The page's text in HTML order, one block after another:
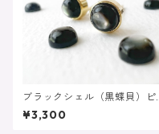
ブラックシェル（黒蝶貝）ピ
アス/イヤリング サージカルス
テンレス刻印 ピアスイヤリ
¥3,300